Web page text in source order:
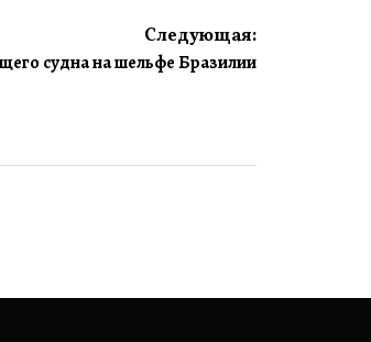
Следующая:
судна на шельфе Бразилии